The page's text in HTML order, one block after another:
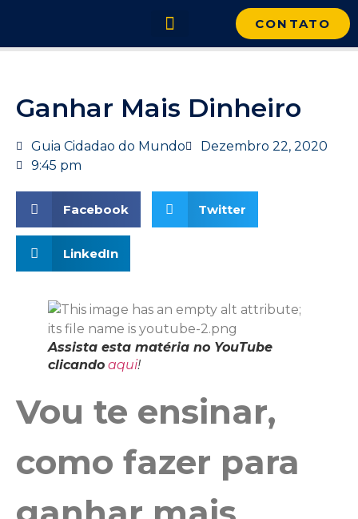
CONTATO
Ganhar Mais Dinheiro
Guia Cidadao do Mundo
Dezembro 22, 2020
9:45 pm
Facebook Twitter
LinkedIn
Assista esta matéria no YouTube
clicando aqui!
Vou te ensinar,
como fazer para